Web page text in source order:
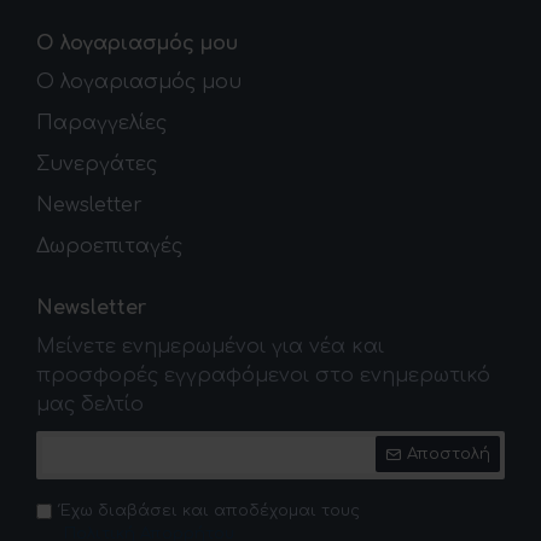
Ο λογαριασμός μου
Ο λογαριασμός μου
Παραγγελίες
Συνεργάτες
Newsletter
Δωροεπιταγές
Newsletter
Μείνετε ενημερωμένοι για νέα και
προσφορές εγγραφόμενοι στο ενημερωτικό
μας δελτίο
Αποστολή
Έχω διαβάσει και αποδέχομαι τους